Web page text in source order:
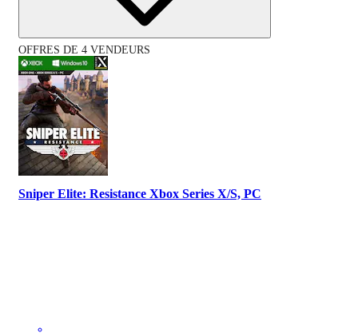
OFFRES DE 4 VENDEURS
Sniper Elite: Resistance Xbox Series X/S, PC